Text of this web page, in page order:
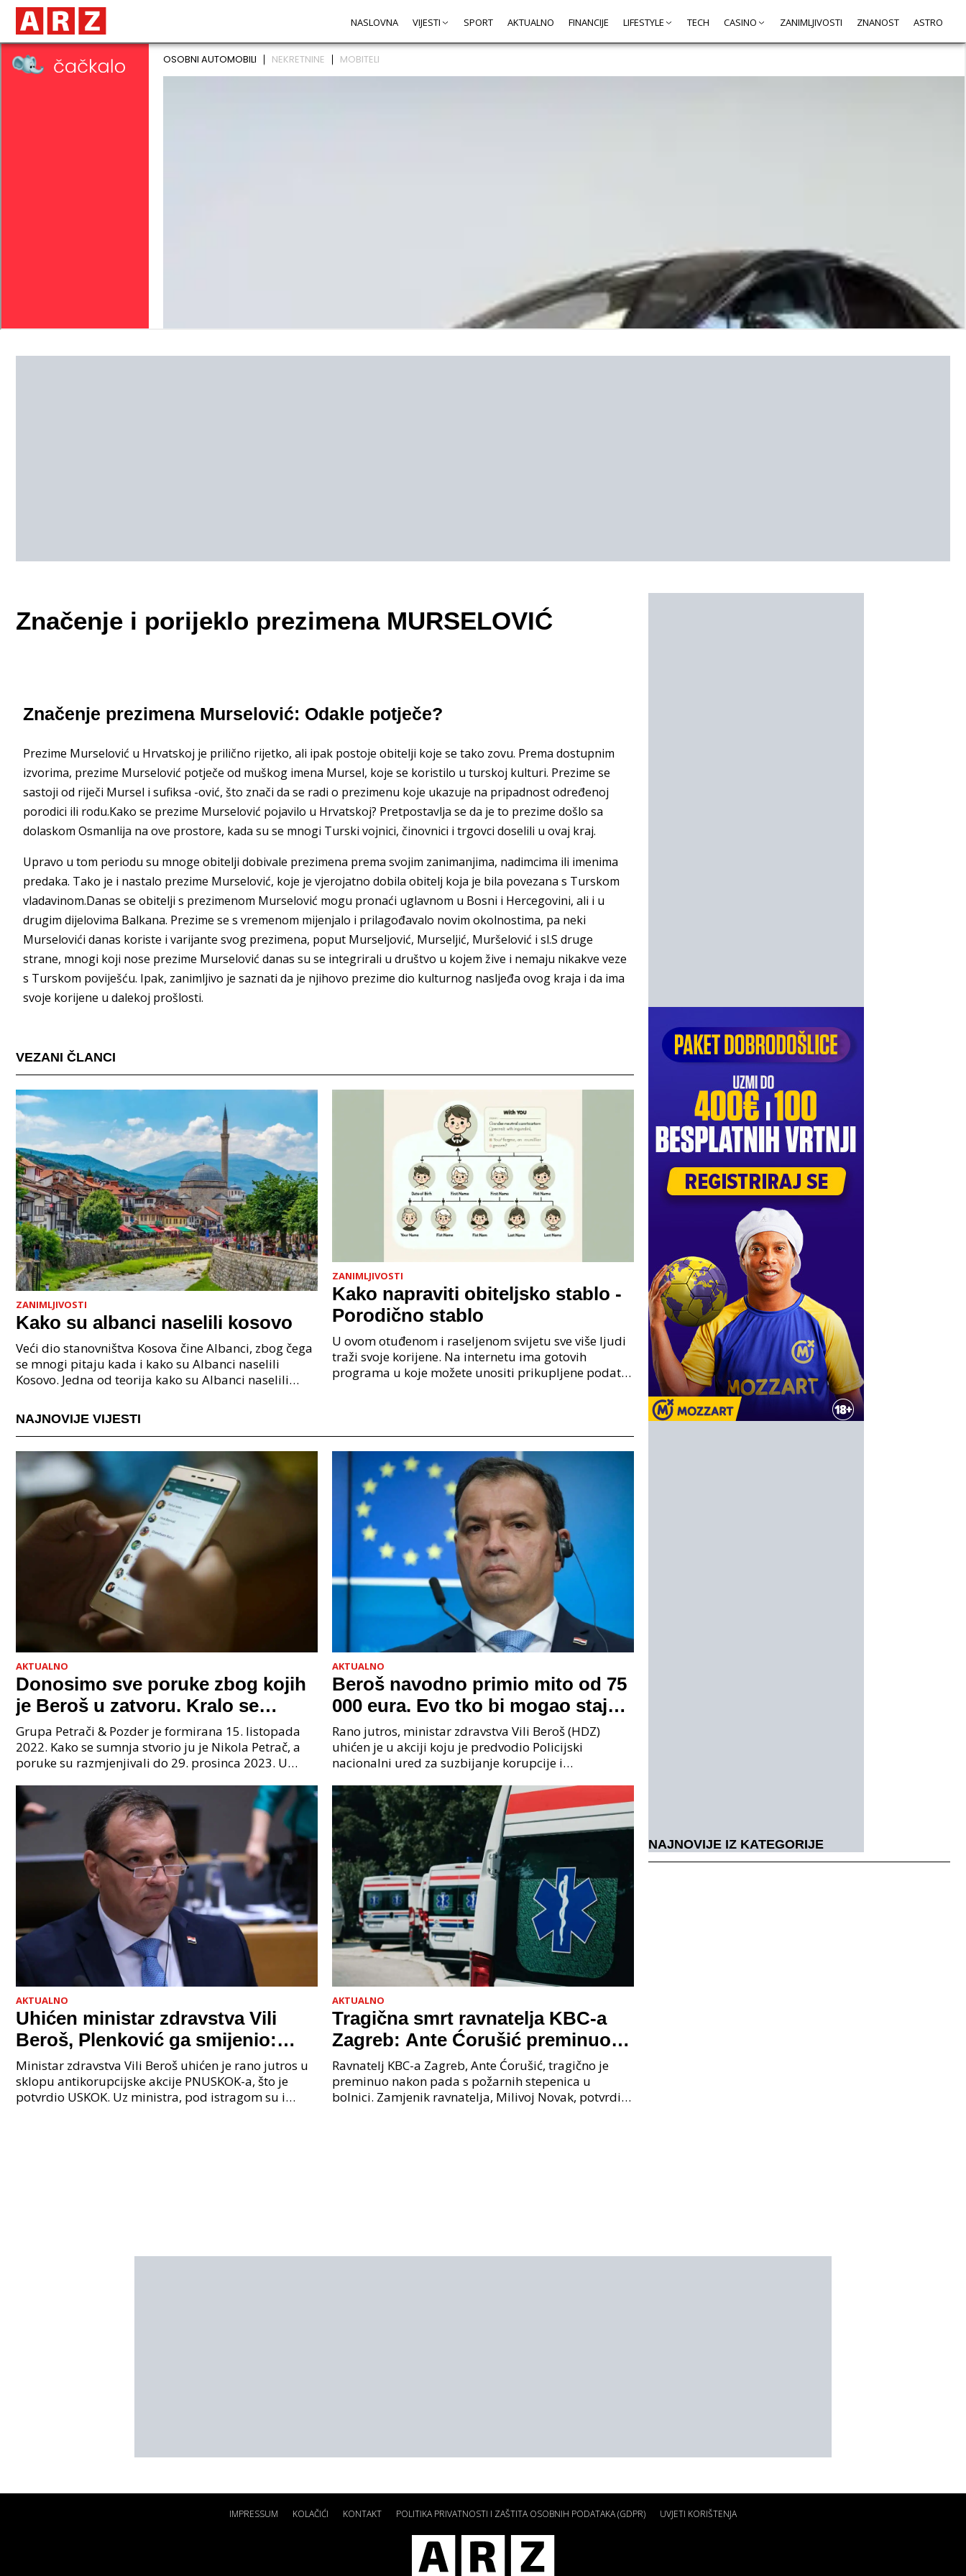
NASLOVNA VIJESTI SPORT AKTUALNO FINANCIJE LIFESTYLE TECH CASINO ZANIMLJIVOSTI ZNANOST ASTRO
Značenje i porijeklo prezimena MURSELOVIĆ
Značenje prezimena Murselović: Odakle potječe?
Prezime Murselović u Hrvatskoj je prilično rijetko, ali ipak postoje obitelji koje se tako zovu. Prema dostupnim
izvorima, prezime Murselović potječe od muškog imena Mursel, koje se koristilo u turskoj kulturi. Prezime se
sastoji od riječi Mursel i sufiksa -ović, što znači da se radi o prezimenu koje ukazuje na pripadnost određenoj
porodici ili rodu.Kako se prezime Murselović pojavilo u Hrvatskoj? Pretpostavlja se da je to prezime došlo sa
dolaskom Osmanlija na ove prostore, kada su se mnogi Turski vojnici, činovnici i trgovci doselili u ovaj kraj.
Upravo u tom periodu su mnoge obitelji dobivale prezimena prema svojim zanimanjima, nadimcima ili imenima
predaka. Tako je i nastalo prezime Murselović, koje je vjerojatno dobila obitelj koja je bila povezana s Turskom
vladavinom.Danas se obitelji s prezimenom Murselović mogu pronaći uglavnom u Bosni i Hercegovini, ali i u
drugim dijelovima Balkana. Prezime se s vremenom mijenjalo i prilagođavalo novim okolnostima, pa neki
Murselovići danas koriste i varijante svog prezimena, poput Murseljović, Murseljić, Muršelović i sl.S druge
strane, mnogi koji nose prezime Murselović danas su se integrirali u društvo u kojem žive i nemaju nikakve veze
s Turskom poviješću. Ipak, zanimljivo je saznati da je njihovo prezime dio kulturnog nasljeđa ovog kraja i da ima
svoje korijene u dalekoj prošlosti.
VEZANI ČLANCI
ZANIMLJIVOSTI
Kako su albanci naselili kosovo
Veći dio stanovništva Kosova čine Albanci, zbog čega
se mnogi pitaju kada i kako su Albanci naselili
Kosovo. Jedna od teorija kako su Albanci naselili
ZANIMLJIVOSTI
Kako napraviti obiteljsko stablo -
Porodično stablo
U ovom otuđenom i raseljenom svijetu sve više ljudi
traži svoje korijene. Na internetu ima gotovih
programa u koje možete unositi prikupljene podatke
NAJNOVIJE VIJESTI
AKTUALNO
Donosimo sve poruke zbog kojih
je Beroš u zatvoru. Kralo se
godinama. Tko će iz vlade biti
sljedeći uhićen?
Grupa Petrači & Pozder je formirana 15. listopada
2022. Kako se sumnja stvorio ju je Nikola Petrač, a
poruke su razmjenjivali do 29. prosinca 2023. U
AKTUALNO
Beroš navodno primio mito od 75
000 eura. Evo tko bi mogao stajati
na čelu zločinačkog udruženja
Rano jutros, ministar zdravstva Vili Beroš (HDZ)
uhićen je u akciji koju je predvodio Policijski
nacionalni ured za suzbijanje korupcije i
priopćenju USKOK
AKTUALNO
Uhićen ministar zdravstva Vili
Beroš, Plenković ga smijenio:
Istraga USKOK-a zbog korupcije
Ministar zdravstva Vili Beroš uhićen je rano jutros u
sklopu antikorupcijske akcije PNUSKOK-a, što je
potvrdio USKOK. Uz ministra, pod istragom su i
AKTUALNO
Tragična smrt ravnatelja KBC-a
Zagreb: Ante Ćorušić preminuo
nakon pada u bolnici, policija na
mjestu događaja
Ravnatelj KBC-a Zagreb, Ante Ćorušić, tragično je
preminuo nakon pada s požarnih stepenica u
bolnici. Zamjenik ravnatelja, Milivoj Novak, potvrdio
NAJNOVIJE IZ KATEGORIJE
IMPRESSUM KOLAČIĆI KONTAKT POLITIKA PRIVATNOSTI I ZAŠTITA OSOBNIH PODATAKA (GDPR) UVJETI KORIŠTENJA